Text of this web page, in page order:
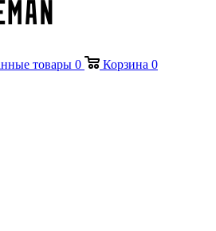
товары 0 Корзина 0